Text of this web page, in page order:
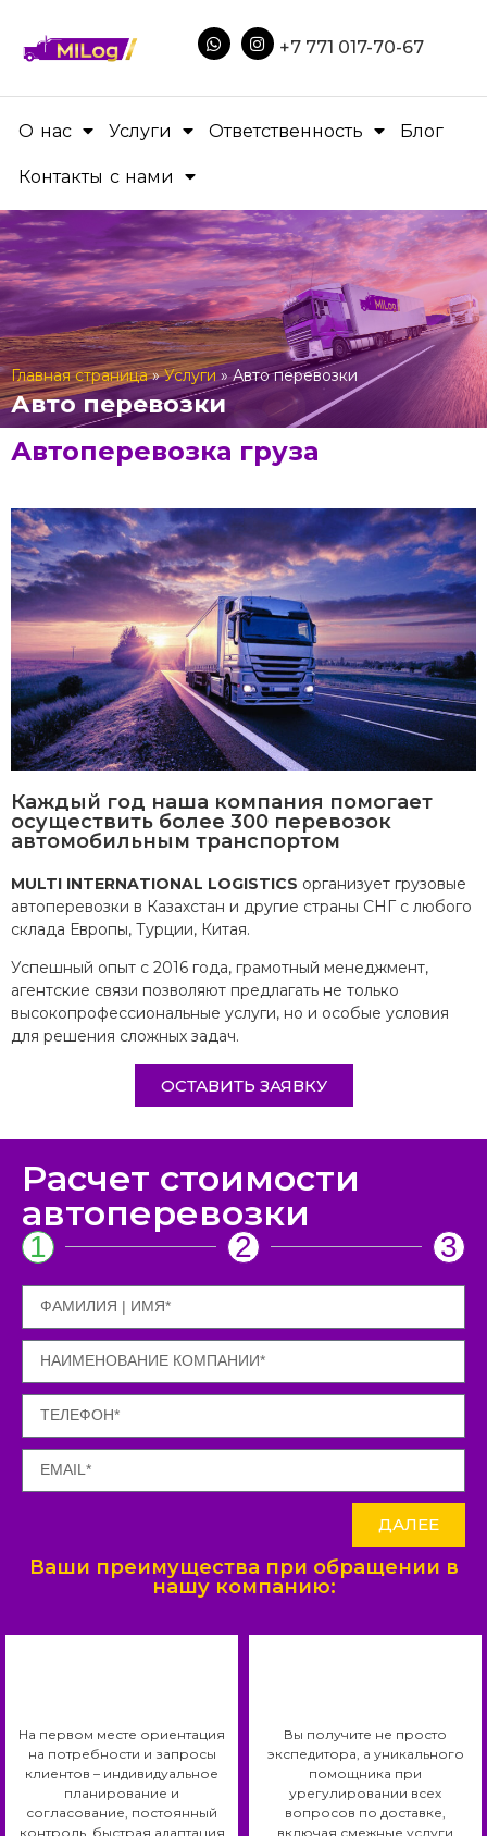
+7 771 017-70-67
О нас Услуги Ответственность Блог
Контакты с нами
Главная страница»Услуги»Авто перевозки
Авто перевозки
Автоперевозка груза
Каждый год наша компания помогает
осуществить более 300 перевозок
автомобильным транспортом
MULTI INTERNATIONAL LOGISTICS организует грузовые
автоперевозки в Казахстан и другие страны СНГ с любого
склада Европы, Турции, Китая.
Успешный опыт с 2016 года, грамотный менеджмент,
агентские связи позволяют предлагать не только
высокопрофессиональные услуги, но и особые условия
для решения сложных задач.
ОСТАВИТЬ ЗАЯВКУ
Расчет стоимости
автоперевозки
1 2 3
ДАЛЕЕ
Ваши преимущества при обращении в
нашу компанию:
На первом месте ориентация
на потребности и запросы
клиентов – индивидуальное
планирование и
согласование, постоянный
контроль, быстрая адаптация
Вы получите не просто
экспедитора, а уникального
помощника при
урегулировании всех
вопросов по доставке,
включая смежные услуги